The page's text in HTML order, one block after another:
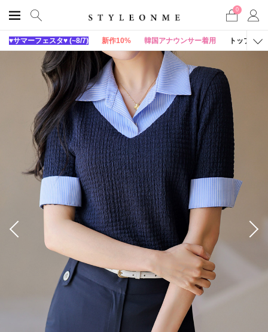
0
♥サマーフェスタ♥ (~8/7) 新作10% 韓国アナウンサー着用 トップス